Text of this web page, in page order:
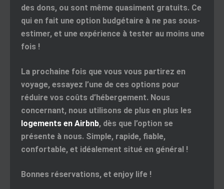
des dons, ou sont même quasiment gratuits. Ce
qui en fait une option budgétaire à ne pas sous-
estimer, et une expérience à tester au moins une
fois !
La prochaine fois que vous vous partirez en
voyage, essayez l’une de ces options pour
réduire vos coûts d’hébergement. Nous
concernant, nous utilisons de plus en plus les
logements en Airbnb, dès que l’option se
présente à nous. Simple, rapide, fiable,
confortable, et idéalement situé en général !
Bonnes réservations, et enjoy life !